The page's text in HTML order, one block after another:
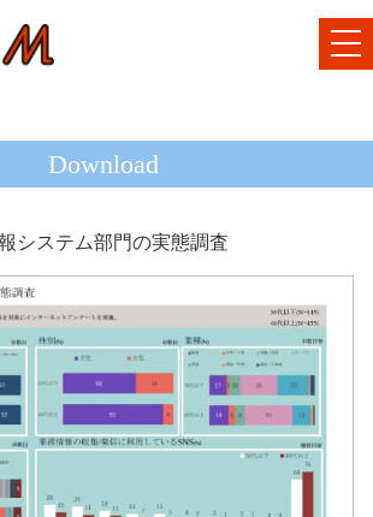
Download
システム部門の実態調査